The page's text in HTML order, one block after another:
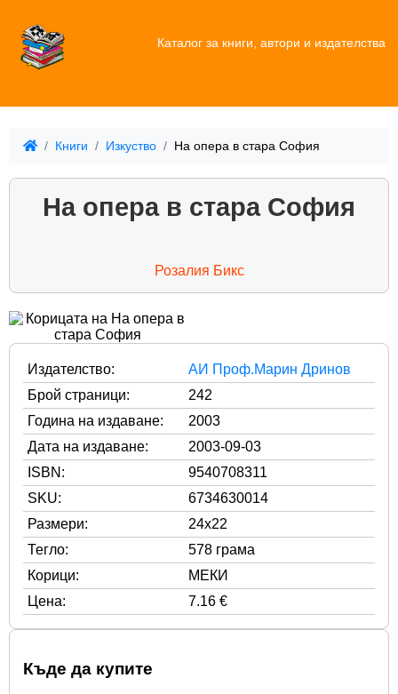
Каталог за книги, автори и издателства
Книги Изкуство На опера в стара София
На опера в стара София
Розалия Бикс
Издателство:
АИ Проф.Марин Дринов
Брой страници:
242
Година на издаване:
2003
Дата на издаване:
2003-09-03
ISBN:
9540708311
SKU:
6734630014
Размери:
24x22
Тегло:
578 грама
Корици:
МЕКИ
Цена:
7.16 €
Къде да купите